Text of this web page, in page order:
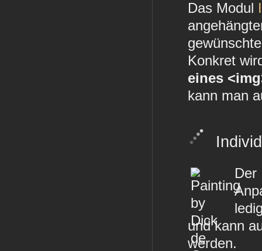
Das Modul
Konkret
eines
kann man
Der
und kann
werden.